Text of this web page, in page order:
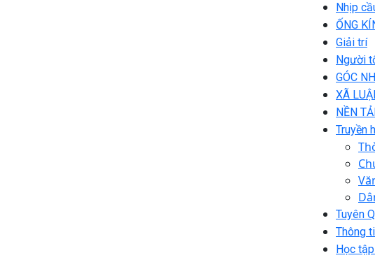
Nhịp
ỐNG
Giải trí
Người
GÓC
XÃ
NỀN
Truyền
Tuyên
Thông
Học